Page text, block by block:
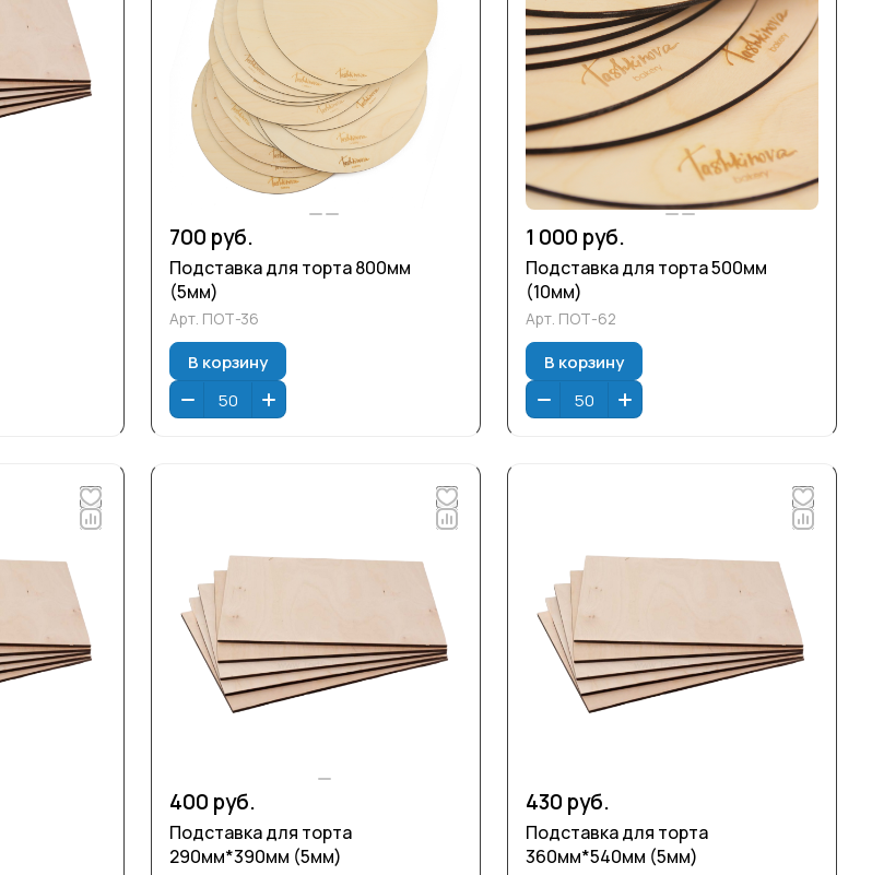
700 руб.
Подставка для торта 800мм
(5мм)
Арт. ПОТ-36
В корзину
1 000 руб.
Подставка для торта 500мм
(10мм)
Арт. ПОТ-62
В корзину
400 руб.
Подставка для торта
290мм*390мм (5мм)
430 руб.
Подставка для торта
360мм*540мм (5мм)